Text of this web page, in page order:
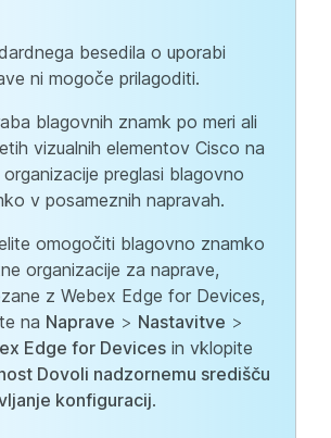
besedila o uporabi
ni mogoče prilagoditi.
blagovnih znamk po meri ali
vizualnih elementov Cisco na
preglasi blagovno
v posameznih napravah.
omogočiti blagovno znamko
organizacije za naprave,
z Webex Edge for Devices,
na Naprave > Nastavitve >
Edge for Devices in vklopite
Dovoli nadzornemu središču
konfiguracij.